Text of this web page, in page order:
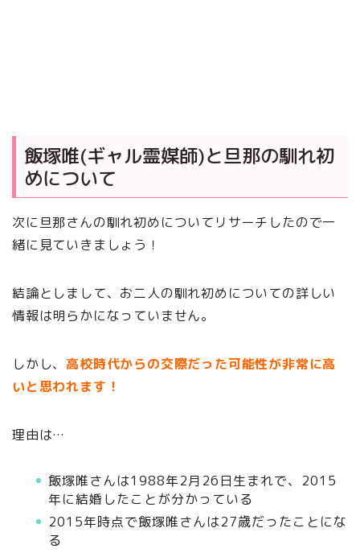
飯塚唯(ギャル霊媒師)と旦那の馴れ初
めについて
次に旦那さんの馴れ初めについてリサーチしたので一
緒に見ていきましょう！
結論としまして、お二人の馴れ初めについての詳しい
情報は明らかになっていません。
しかし、 高校時代からの交際だった可能性が非常に高
いと思われます！
理由は…
飯塚唯さんは1988年2月26日生まれで、2015
年に結婚したことが分かっている
2015年時点で飯塚唯さんは27歳だったことにな
る